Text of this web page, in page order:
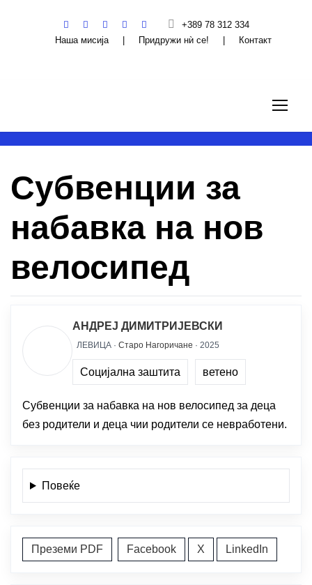
+389 78 312 334
Наша мисија
Придружи нѝ се! Контакт
Субвенции за
набавка на нов
велосипед
АНДРЕЈ ДИМИТРИЈЕВСКИ
ЛЕВИЦА · Старо Нагоричане · 2025
Социјална заштита ветено
Субвенции за набавка на нов велосипед за деца
без родители и деца чии родители се невработени.
Повеќе
Преземи PDF Facebook X LinkedIn